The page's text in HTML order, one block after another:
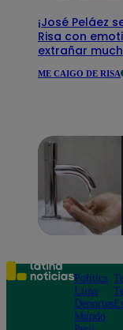
¡José Peláez
Risa con
extrañar
ME CAIGO DE RISA
Política
Lima
Deportes
Mundo